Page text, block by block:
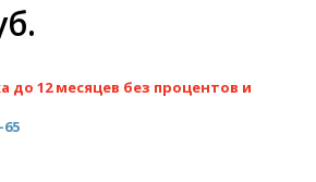
до 12 месяцев без процентов и
65